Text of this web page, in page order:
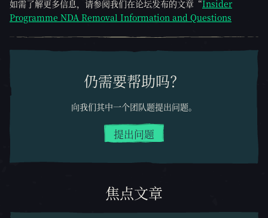
如需了解更多信息，请参阅我们在论坛发布的文章“Insider
Programme NDA Removal Information and Questions
仍需要帮助吗？
向我们其中一个团队题提出问题。
提出问题
焦点文章